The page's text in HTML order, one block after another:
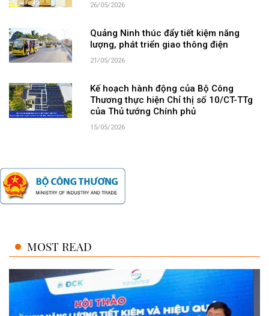
26/05/2026
Quảng Ninh thúc đẩy tiết kiệm năng
lượng, phát triển giao thông điện
21/05/2026
Kế hoạch hành động của Bộ Công
Thương thực hiện Chỉ thị số 10/CT-TTg
của Thủ tướng Chính phủ
15/05/2026
MOST READ